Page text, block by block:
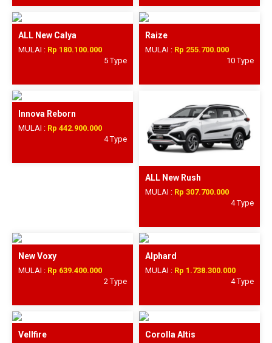
ALL New Calya
MULAI : Rp 180.100.000
5 Type
Raize
MULAI : Rp 255.700.000
10 Type
Innova Reborn
MULAI : Rp 442.900.000
4 Type
ALL New Rush
MULAI : Rp 307.700.000
4 Type
New Voxy
MULAI : Rp 639.400.000
2 Type
Alphard
MULAI : Rp 1.738.300.000
4 Type
Vellfire Corolla Altis